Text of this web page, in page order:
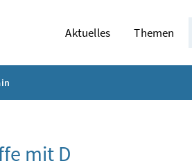
Aktuelles Themen
mit D